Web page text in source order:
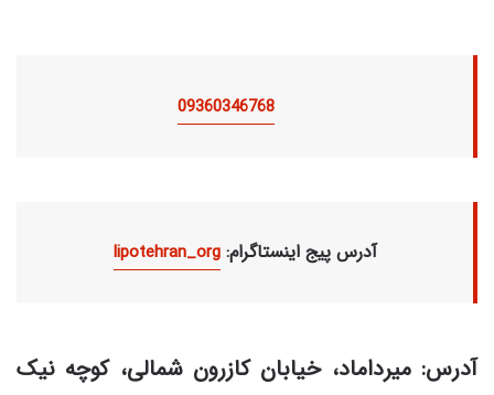
09360346768
lipotehran_org :آدرس پیج اینستاگرام
آدرس: میرداماد، خیابان کازرون شمالی، کوچه نیک